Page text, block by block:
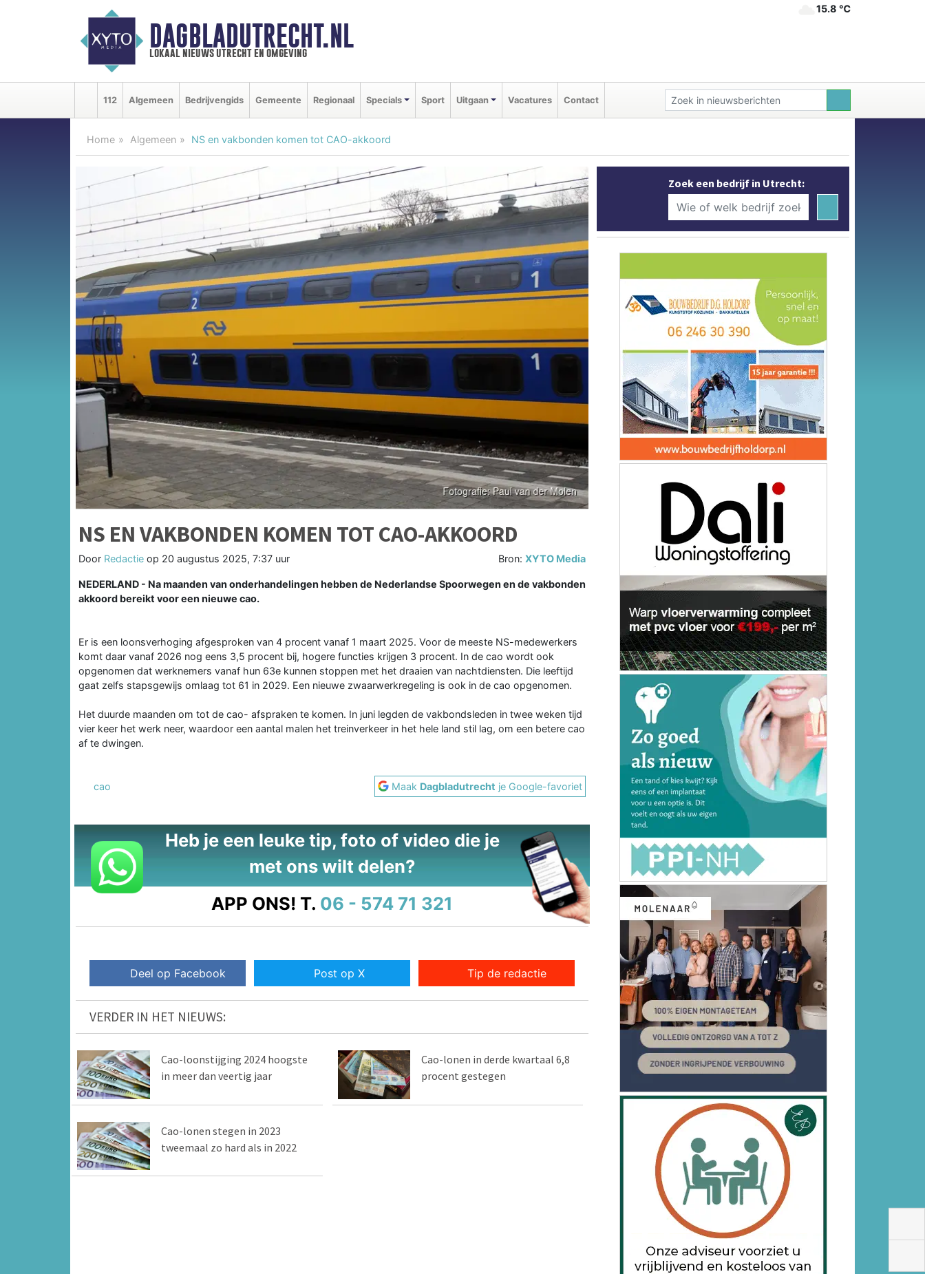
DAGBLADUTRECHT.NL
lokaal nieuws utrecht en omgeving
15.8 ℃
112 Algemeen Bedrijvengids Gemeente Regionaal Specials Sport Uitgaan Vacatures Contact
Home Algemeen NS en vakbonden komen tot CAO-akkoord
NS EN VAKBONDEN KOMEN TOT CAO-AKKOORD
Door Redactie op 20 augustus 2025, 7:37 uur Bron:XYTO Media
NEDERLAND - Na maanden van onderhandelingen hebben de Nederlandse Spoorwegen en de vakbonden
akkoord bereikt voor een nieuwe cao.
Er is een loonsverhoging afgesproken van 4 procent vanaf 1 maart 2025. Voor de meeste NS-medewerkers
komt daar vanaf 2026 nog eens 3,5 procent bij, hogere functies krijgen 3 procent. In de cao wordt ook
opgenomen dat werknemers vanaf hun 63e kunnen stoppen met het draaien van nachtdiensten. Die leeftijd
gaat zelfs stapsgewijs omlaag tot 61 in 2029. Een nieuwe zwaarwerkregeling is ook in de cao opgenomen.
Het duurde maanden om tot de cao- afspraken te komen. In juni legden de vakbondsleden in twee weken tijd
vier keer het werk neer, waardoor een aantal malen het treinverkeer in het hele land stil lag, om een betere cao
af te dwingen.
cao Maak Dagbladutrecht je Google-favoriet
Heb je een leuke tip, foto of video die je
met ons wilt delen?
APP ONS! T. 06 - 574 71 321
Deel op Facebook Post op X Tip de redactie
VERDER IN HET NIEUWS:
Cao-loonstijging 2024 hoogste
in meer dan veertig jaar
Cao-lonen in derde kwartaal 6,8
procent gestegen
Cao-lonen stegen in 2023
tweemaal zo hard als in 2022
Zoek een bedrijf in Utrecht: